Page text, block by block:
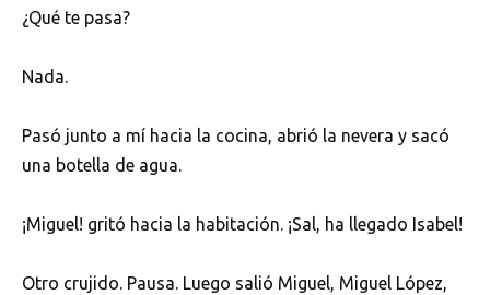
¿Qué te pasa?
Nada.
Pasó junto a mí hacia la cocina, abrió la nevera y sacó
una botella de agua.
¡Miguel! gritó hacia la habitación. ¡Sal, ha llegado Isabel!
Otro crujido. Pausa. Luego salió Miguel, Miguel López,